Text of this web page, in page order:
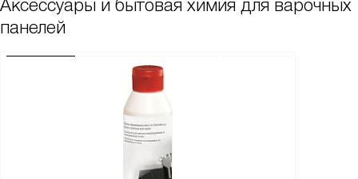
Аксессуары и бытовая химия для варочных
панелей